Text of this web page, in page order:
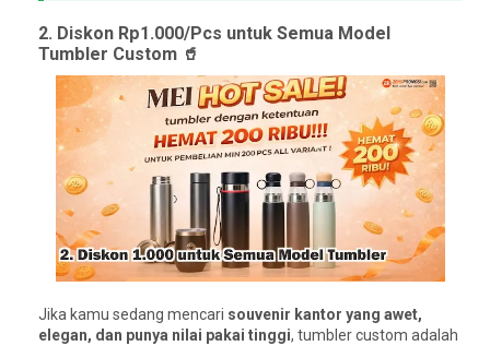
2. Diskon Rp1.000/Pcs untuk Semua Model
Tumbler Custom 🥤
Jika kamu sedang mencari souvenir kantor yang awet,
elegan, dan punya nilai pakai tinggi, tumbler custom adalah